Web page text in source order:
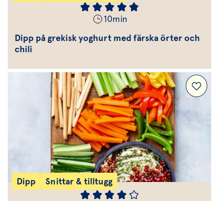
10min
Dipp på grekisk yoghurt med färska örter och
chili
Dipp Snittar & tilltugg